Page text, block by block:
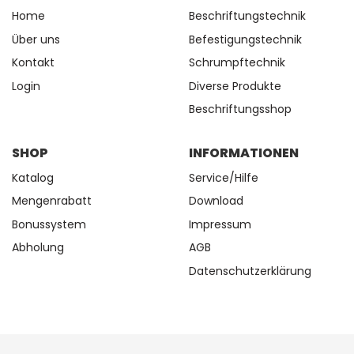
Home
Über uns
Kontakt
Login
Beschriftungstechnik
Befestigungstechnik
Schrumpftechnik
Diverse Produkte
Beschriftungsshop
SHOP
Katalog
Mengenrabatt
Bonussystem
Abholung
INFORMATIONEN
Service/Hilfe
Download
Impressum
AGB
Datenschutzerklärung